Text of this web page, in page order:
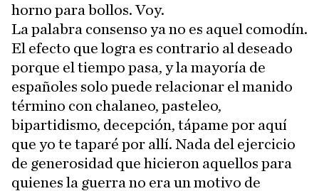
horno para bollos. Voy.
La palabra consenso ya no es aquel comodín.
El efecto que logra es contrario al deseado
porque el tiempo pasa, y la mayoría de
españoles solo puede relacionar el manido
término con chalaneo, pasteleo,
bipartidismo, decepción, tápame por aquí
que yo te taparé por allí. Nada del ejercicio
de generosidad que hicieron aquellos para
quienes la guerra no era un motivo de